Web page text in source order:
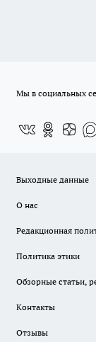
Мы в социальных
Выходные данные
О нас
Редакционная
Политика этики
Обзорные статьи,
Контакты
Отзывы